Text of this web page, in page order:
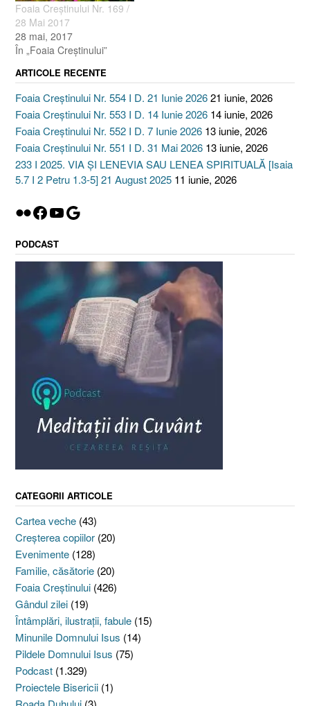
Foaia Creştinului Nr. 169 /
28 Mai 2017
28 mai, 2017
În „Foaia Creştinului”
ARTICOLE RECENTE
Foaia Creștinului Nr. 554 I D. 21 Iunie 202621 iunie, 2026
Foaia Creștinului Nr. 553 I D. 14 Iunie 2026 14 iunie, 2026
Foaia Creștinului Nr. 552 I D. 7 Iunie 2026 13 iunie, 2026
Foaia Creștinului Nr. 551 I D. 31 Mai 2026 13 iunie, 2026
233 I 2025. VIA ȘI LENEVIA SAU LENEA SPIRITUALĂ [Isaia
5.7 I 2 Petru 1.3-5] 21 August 2025 11 iunie, 2026
Flickr
Facebook
YouTube
Google
PODCAST
CATEGORII ARTICOLE
Cartea veche (43)
Creşterea copiilor (20)
Evenimente (128)
Familie, căsătorie (20)
Foaia Creştinului (426)
Gândul zilei (19)
Întâmplări, ilustraţii, fabule (15)
Minunile Domnului Isus (14)
Pildele Domnului Isus (75)
Podcast (1.329)
Proiectele Bisericii (1)